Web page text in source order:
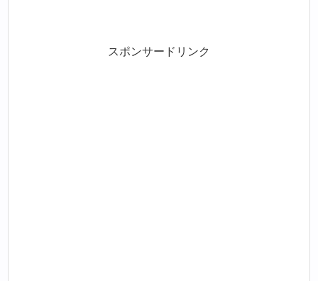
スポンサードリンク